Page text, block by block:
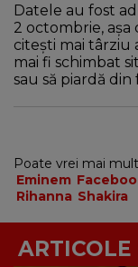
Datele au fost
2 octombrie, așa
citești mai târziu
mai fi schimbat
sau să piardă din
Poate vrei mai
Eminem
Rihanna Shakira